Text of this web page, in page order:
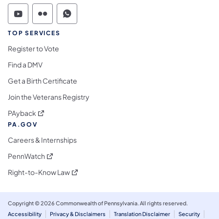
Commonwealth of Pennsylvania Social
Commonwealth of Pennsylvania
Commonwealth of Pennsylvania
TOP SERVICES
Register to Vote
Find a DMV
Get a Birth Certificate
Join the Veterans Registry
PAyback (se abre en una nueva pestaña)
PA.GOV
Careers & Internships
PennWatch (se abre en una nueva pestaña)
Right-to-Know Law(se abre en una nueva pestaña)
Copyright © 2026 Commonwealth of Pennsylvania. All rights reserved.
Accessibility
Privacy & Disclaimers Translation Disclaimer
Security